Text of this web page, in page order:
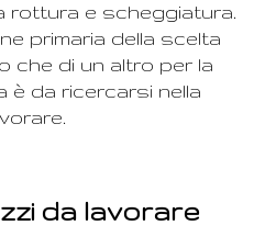
rottura e scheggiatura.
primaria della scelta
che di un altro per la
è da ricercarsi nella
da lavorare